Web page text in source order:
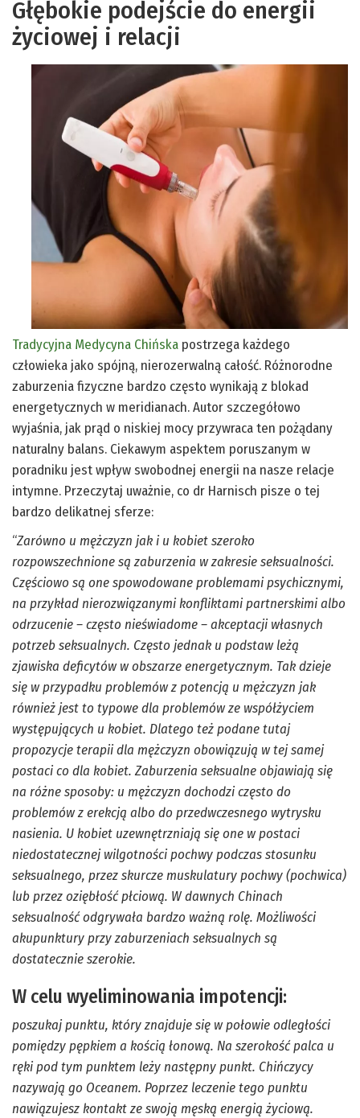
Głębokie podejście do energii
życiowej i relacji
Tradycyjna Medycyna Chińska postrzega każdego
człowieka jako spójną, nierozerwalną całość. Różnorodne
zaburzenia fizyczne bardzo często wynikają z blokad
energetycznych w meridianach. Autor szczegółowo
wyjaśnia, jak prąd o niskiej mocy przywraca ten pożądany
naturalny balans. Ciekawym aspektem poruszanym w
poradniku jest wpływ swobodnej energii na nasze relacje
intymne. Przeczytaj uważnie, co dr Harnisch pisze o tej
bardzo delikatnej sferze:
“Zarówno u mężczyzn jak i u kobiet szeroko
rozpowszechnione są zaburzenia w zakresie seksualności.
Częściowo są one spowodowane problemami psychicznymi,
na przykład nierozwiązanymi konfliktami partnerskimi albo
odrzucenie – często nieświadome – akceptacji własnych
potrzeb seksualnych. Często jednak u podstaw leżą
zjawiska deficytów w obszarze energetycznym. Tak dzieje
się w przypadku problemów z potencją u mężczyzn jak
również jest to typowe dla problemów ze współżyciem
występujących u kobiet. Dlatego też podane tutaj
propozycje terapii dla mężczyzn obowiązują w tej samej
postaci co dla kobiet. Zaburzenia seksualne objawiają się
na różne sposoby: u mężczyzn dochodzi często do
problemów z erekcją albo do przedwczesnego wytrysku
nasienia. U kobiet uzewnętrzniają się one w postaci
niedostatecznej wilgotności pochwy podczas stosunku
seksualnego, przez skurcze muskulatury pochwy (pochwica)
lub przez oziębłość płciową. W dawnych Chinach
seksualność odgrywała bardzo ważną rolę. Możliwości
akupunktury przy zaburzeniach seksualnych są
dostatecznie szerokie.
W celu wyeliminowania impotencji:
poszukaj punktu, który znajduje się w połowie odległości
pomiędzy pępkiem a kością łonową. Na szerokość palca u
ręki pod tym punktem leży następny punkt. Chińczycy
nazywają go Oceanem. Poprzez leczenie tego punktu
nawiązujesz kontakt ze swoją męską energią życiową.